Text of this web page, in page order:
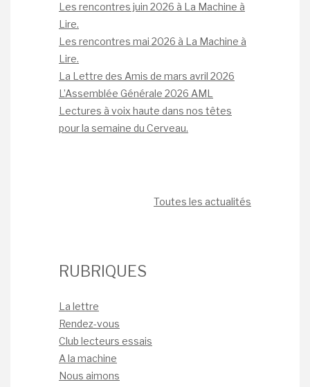
Les rencontres juin 2026 à La Machine à
Lire.
Les rencontres mai 2026 à La Machine à
Lire.
La Lettre des Amis de mars avril 2026
L’Assemblée Générale 2026 AML
Lectures à voix haute dans nos têtes
pour la semaine du Cerveau.
Toutes les actualités
RUBRIQUES
La lettre
Rendez-vous
Club lecteurs essais
A la machine
Nous aimons